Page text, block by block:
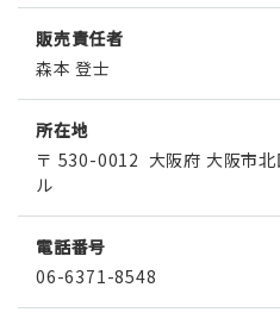
販売責任者
森本 登士
所在地
〒 530-0012 大阪府 大阪市
ル
電話番号
06-6371-8548